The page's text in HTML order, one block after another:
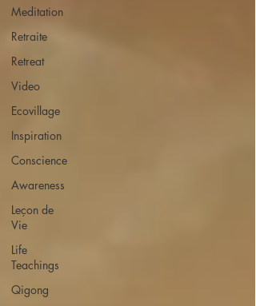
Meditation
Retraite
Retreat
Video
Ecovillage
Inspiration
Conscience
Awareness
Leçon de
Vie
Life
Teachings
Qigong